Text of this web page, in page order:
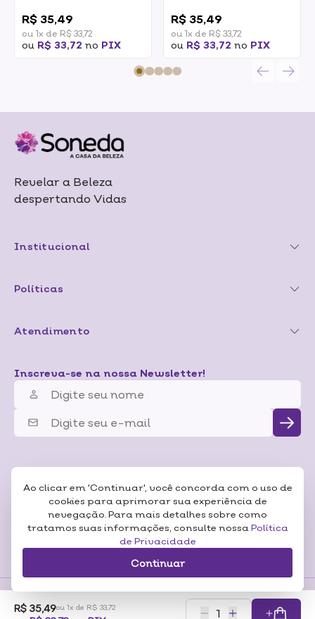
Ao clicar em 'Continuar', você concorda com o uso de
cookies para aprimorar sua experiência de
nevegação. Para mais detalhes sobre como
tratamos suas informações, consulte nossa Política
de Privacidade
Continuar
R$ 35,49ou 1x de R$ 33,72
Violeta Intenso 50g
R$ 35,49
ou 1x de R$ 33,72
ou R$ 33,72 no PIX
R$ 35,49
ou 1x de R$ 33,72
ou R$ 33,72 no PIX
Revelar a Beleza
despertando Vidas
Institucional
Políticas
Atendimento
Inscreva-se na nossa Newsletter!